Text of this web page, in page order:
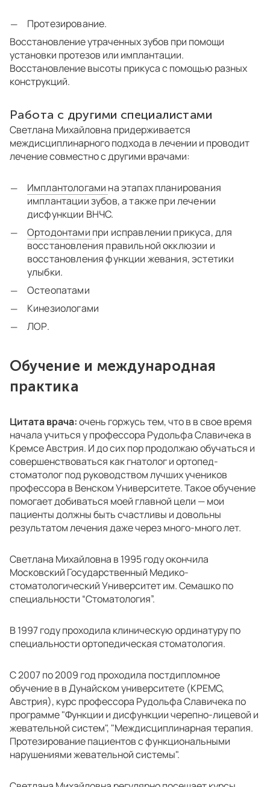
Протезирование.
Восстановление утраченных зубов при помощи
установки протезов или имплантации.
Восстановление высоты прикуса с помощью разных
конструкций.
Работа с другими специалистами
Светлана Михайловна придерживается
междисциплинарного подхода в лечении и проводит
лечение совместно с другими врачами:
Имплантологами на этапах планирования
имплантации зубов, а также при лечении
дисфункции ВНЧС.
Ортодонтами при исправлении прикуса, для
восстановления правильной окклюзии и
восстановления функции жевания, эстетики
улыбки.
Остеопатами
Кинезиологами
ЛОР.
Обучение и международная
практика
Цитата врача:очень горжусь тем, что в в свое время
начала учиться у профессора Рудольфа Славичека в
Кремсе Австрия. И до сих пор продолжаю обучаться и
совершенствоваться как гнатолог и ортопед-
стоматолог под руководством лучших учеников
профессора в Венском Университете. Такое обучение
помогает добиваться моей главной цели — мои
пациенты должны быть счастливы и довольны
результатом лечения даже через много-много лет.
Светлана Михайловна в 1995 году окончила
Московский Государственный Медико-
стоматологический Университет им. Семашко по
специальности “Стоматология”.
В 1997 году проходила клиническую ординатуру по
специальности ортопедическая стоматология.
С 2007 по 2009 год проходила постдипломное
обучение в в Дунайском университете (КРЕМС,
Австрия), курс профессора Рудольфа Славичека по
программе "Функции и дисфункции черепно-лицевой и
жевательной систем", "Междисциплинарная терапия.
Протезирование пациентов с функциональными
нарушениями жевательной системы".